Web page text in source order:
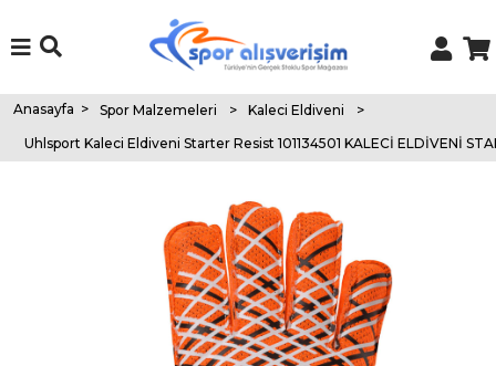
Anasayfa > Spor Malzemeleri > Kaleci Eldiveni
>
Uhlsport Kaleci Eldiveni Starter Resist 101134501 KALECİ ELDİVENİ